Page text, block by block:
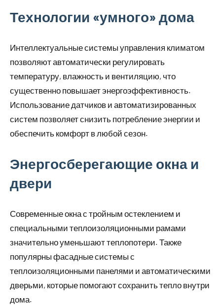
Технологии «умного» дома
Интеллектуальные системы управления климатом
позволяют автоматически регулировать
температуру, влажность и вентиляцию, что
существенно повышает энергоэффективность.
Использование датчиков и автоматизированных
систем позволяет снизить потребление энергии и
обеспечить комфорт в любой сезон.
Энергосберегающие окна и
двери
Современные окна с тройным остеклением и
специальными теплоизоляционными рамами
значительно уменьшают теплопотери. Также
популярны фасадные системы с
теплоизоляционными панелями и автоматическими
дверьми, которые помогают сохранить тепло внутри
дома.